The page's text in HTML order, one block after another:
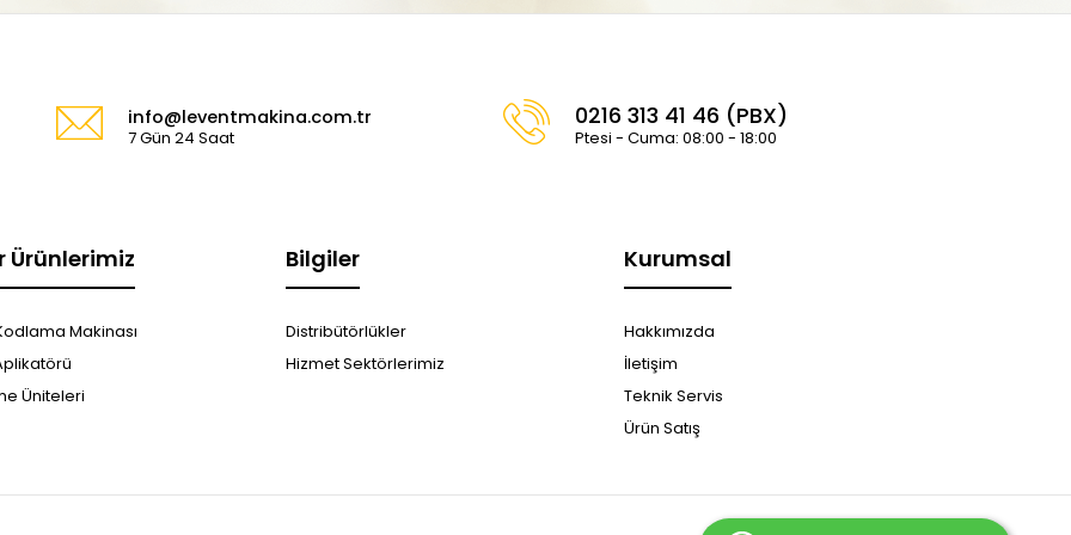
info@leventmakina.com.tr
7 Gün 24 Saat
0216 313 41 46 (PBX)
Ptesi - Cuma: 08:00 - 18:00
Ürünlerimiz
Makinası
Üniteleri
Bilgiler
Distribütörlükler
Hizmet Sektörlerimiz
Kurumsal
Hakkımızda
İletişim
Teknik Servis
Ürün Satış